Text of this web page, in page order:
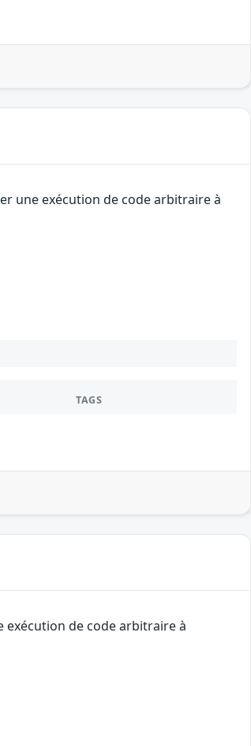
une exécution de code arbitraire à
TAGS
de code arbitraire à